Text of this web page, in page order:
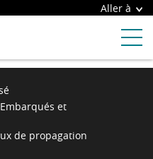
Aller à
et
de propagation